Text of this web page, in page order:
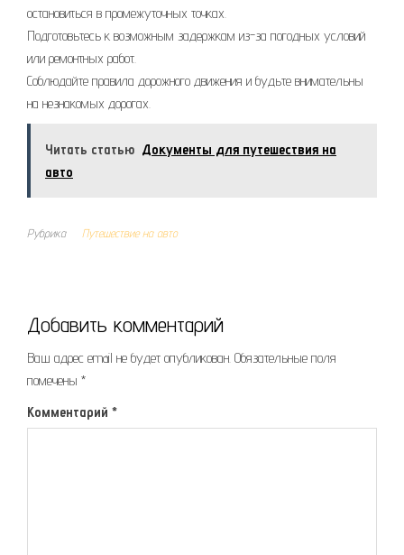
остановиться в промежуточных точках.
Подготовьтесь к возможным задержкам из-за погодных условий
или ремонтных работ.
Соблюдайте правила дорожного движения и будьте внимательны
на незнакомых дорогах.
Читать статью Документы для путешествия на
авто
Рубрика Путешествие на авто
Добавить комментарий
Ваш адрес email не будет опубликован. Обязательные поля
помечены *
Комментарий *